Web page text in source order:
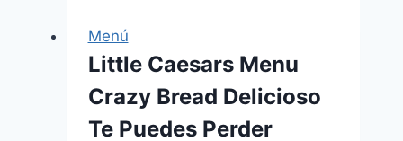
(agosto
2026)
Menú
Little Caesars Menu
Crazy Bread Delicioso
Te Puedes Perder